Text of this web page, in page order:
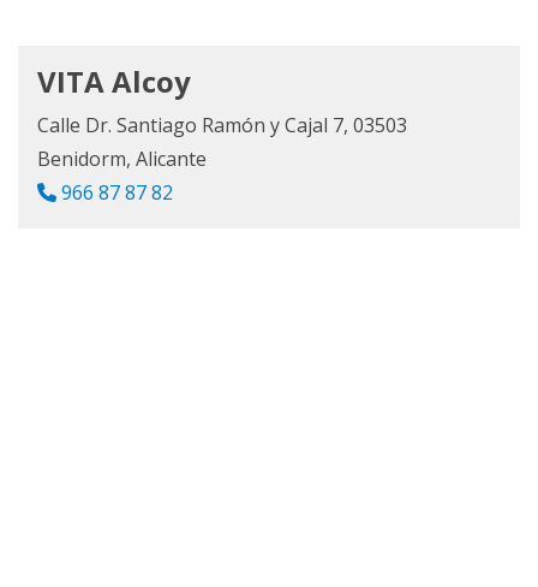
VITA Alcoy
Calle Dr. Santiago Ramón y Cajal 7, 03503
Benidorm, Alicante
966 87 87 82